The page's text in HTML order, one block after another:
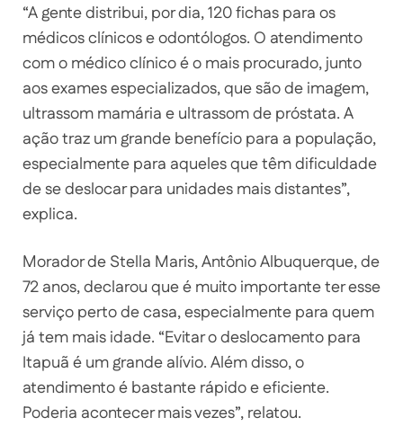
“A gente distribui, por dia, 120 fichas para os
médicos clínicos e odontólogos. O atendimento
com o médico clínico é o mais procurado, junto
aos exames especializados, que são de imagem,
ultrassom mamária e ultrassom de próstata. A
ação traz um grande benefício para a população,
especialmente para aqueles que têm dificuldade
de se deslocar para unidades mais distantes”,
explica.
Morador de Stella Maris, Antônio Albuquerque, de
72 anos, declarou que é muito importante ter esse
serviço perto de casa, especialmente para quem
já tem mais idade. “Evitar o deslocamento para
Itapuã é um grande alívio. Além disso, o
atendimento é bastante rápido e eficiente.
Poderia acontecer mais vezes”, relatou.